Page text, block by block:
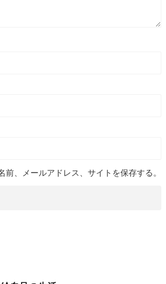
、メールアドレス、サイトを保存する。